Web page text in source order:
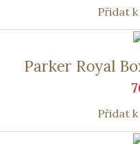
Přidat
Parker Royal
Přidat